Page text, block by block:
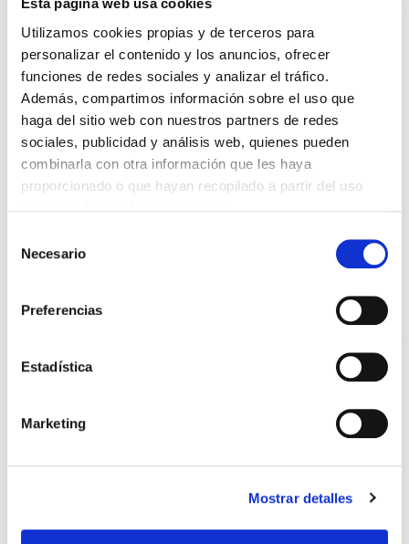
Esta página web usa cookies
Utilizamos cookies propias y de terceros para
personalizar el contenido y los anuncios, ofrecer
funciones de redes sociales y analizar el tráfico.
Además, compartimos información sobre el uso que
haga del sitio web con nuestros partners de redes
sociales, publicidad y análisis web, quienes pueden
combinarla con otra información que les haya
proporcionado o que hayan recopilado a partir del uso
Necesario
Preferencias
Estadística
Marketing
Mostrar detalles
DESTACADAS
SANIDAD CREA UN DIPLOMA OFICIAL PARA RECONOCER LA
LABOR DE LOS TUTORES DE RESIDENTES
06/08/2026
LA ALIANZA MÉDICA POR LA SALUD PLANETARIA SE ADHIERE
AL PACTO DE ESTADO FRENTE A LA EMERGENCIA CLIMÁTICA
PREMIOS DE LA REAL ACADEMIA DE MEDICINA DE GALICIA
31/07/2026
REFORMA DE LAS MUTUALIDADES ALTERNATIVAS Y LA
PASARELA AL RETA
EL COLEGIO MÉDICO DE OURENSE CONVOCA EL I CERTAMEN
DE CASOS CLÍNICOS PARA MÉDICOS INTERNOS RESIDENTES
TRÁFICO SUPRIME LAS EXENCIONES MÉDICAS PARA EL USO
EL AUMENTO DE PRIMAS A MUFACE NO MEJORA LAS
EL COLEGIO DE MÉDICOS DE OURENSE EXIGE MEDIDAS
URGENCIAS DEL CHUO